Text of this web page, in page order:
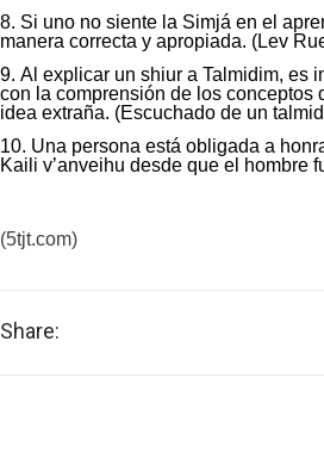
Si uno no siente la Simjá en el
manera correcta y apropiada. (Lev
Al explicar un shiur a Talmidim, es
con la comprensión de los conceptos
idea extraña. (Escuchado de un
Una persona está obligada a
Kaili v’anveihu desde que el hombre
(5tjt.com)
Share: